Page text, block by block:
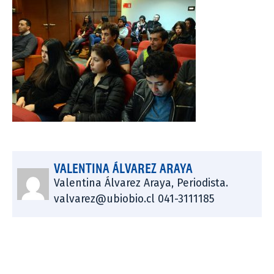
VALENTINA ÁLVAREZ ARAYA
Valentina Álvarez Araya, Periodista.
valvarez@ubiobio.cl 041-3111185